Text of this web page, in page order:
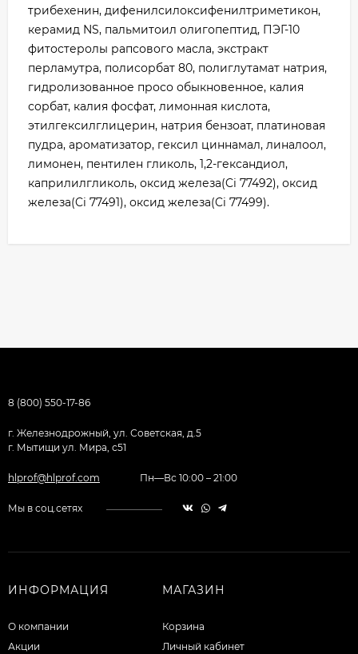
трибехенин, дифенилсилоксифенилтриметикон,
керамид NS, пальмитоил олигопептид, ПЭГ-10
фитостеролы рапсового масла, экстракт
перламутра, полисорбат 80, полиглутамат натрия,
гидролизованное просо обыкновенное, калия
сорбат, калия фосфат, лимонная кислота,
этилгексилглицерин, натрия бензоат, платиновая
пудра, ароматизатор, гексил циннамал, линалоол,
лимонен, пентилен гликоль, 1,2-гександиол,
каприлилгликоль, оксид железа(Ci 77492), оксид
железа(Ci 77491), оксид железа(Ci 77499).
8 (800) 550-17-86
г. Железнодрожный, ул. Советская, д.5
г. Мытищи ул. Мира, с51
hlprof@hlprof.com Пн—Вс 10:00 – 21:00
Мы в соц.сетях
ИНФОРМАЦИЯ
О компании
Акции
МАГАЗИН
Корзина
Личный кабинет